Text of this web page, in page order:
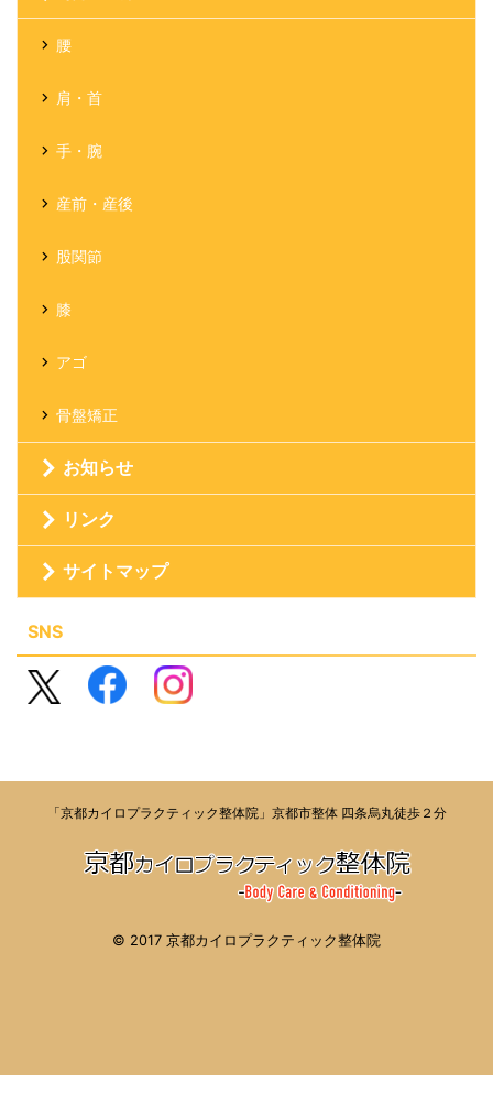
腰
肩・首
手・腕
産前・産後
股関節
膝
アゴ
骨盤矯正
お知らせ
リンク
サイトマップ
SNS
「京都カイロプラクティック整体院」京都市整体 四条烏丸徒歩２分
© 2017 京都カイロプラクティック整体院